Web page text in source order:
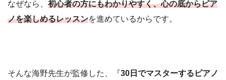
なぜなら、 初心者の方にもわかりやすく、心の底からピア
ノを楽しめるレッスンを進めているからです。
そんな海野先生が監修した、『30日でマスターするピアノ